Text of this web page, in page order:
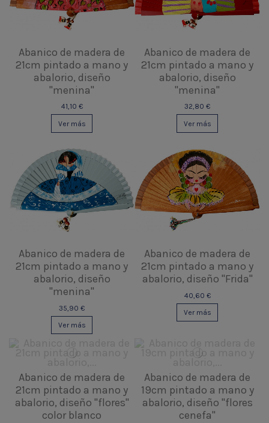
Abanico de madera de
21cm pintado a mano y
abalorio, diseño
"menina"
41,10 €
Ver más
Abanico de madera de
21cm pintado a mano y
abalorio, diseño
"menina"
32,80 €
Ver más
Abanico de madera de
21cm pintado a mano y
abalorio, diseño
"menina"
35,90 €
Ver más
Abanico de madera de
21cm pintado a mano y
abalorio, diseño "Frida"
40,60 €
Ver más
Abanico de madera de
21cm pintado a mano y
abalorio, diseño "flores"
color blanco
Abanico de madera de
19cm pintado a mano y
abalorio, diseño "flores
cenefa"